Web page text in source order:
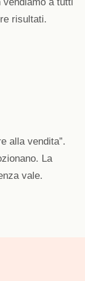
risultati.
alla vendita”.
La
vale.